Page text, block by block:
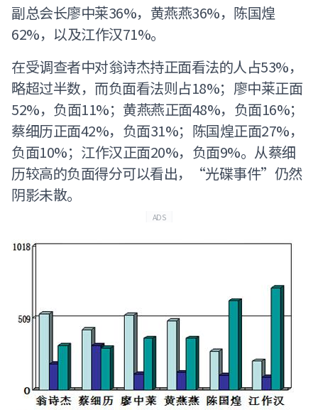
副总会长廖中莱36%，黄燕燕36%，陈国煌
62%，以及江作汉71%。
在受调查者中对翁诗杰持正面看法的人占53%，
略超过半数，而负面看法则占18%；廖中莱正面
52%，负面11%；黄燕燕正面48%，负面16%；
蔡细历正面42%，负面31%；陈国煌正面27%，
负面10%；江作汉正面20%，负面9%。从蔡细
历较高的负面得分可以看出，“光碟事件”仍然
阴影未散。
ADS